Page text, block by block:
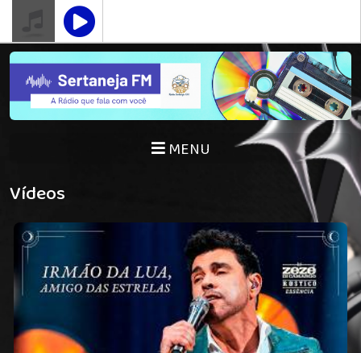
MENU
Vídeos